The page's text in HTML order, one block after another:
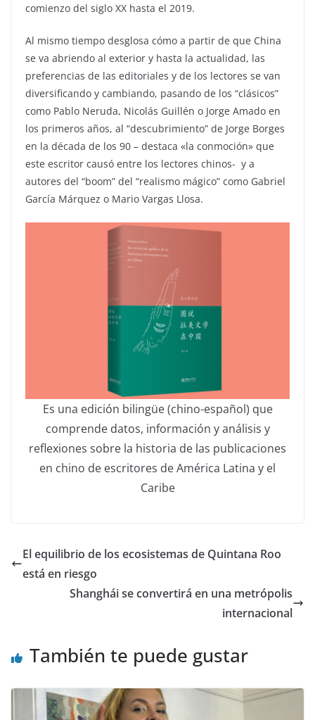
comienzo del siglo XX hasta el 2019.
Al mismo tiempo desglosa cómo a partir de que China
se va abriendo al exterior y hasta la actualidad, las
preferencias de las editoriales y de los lectores se van
diversificando y cambiando, pasando de los “clásicos”
como Pablo Neruda, Nicolás Guillén o Jorge Amado en
los primeros años, al “descubrimiento” de Jorge Borges
en la década de los 90 – destaca «la conmoción» que
este escritor causó entre los lectores chinos- y a
autores del “boom” del “realismo mágico” como Gabriel
García Márquez o Mario Vargas Llosa.
Es una edición bilingüe (chino-español) que
comprende datos, información y análisis y
reflexiones sobre la historia de las publicaciones
en chino de escritores de América Latina y el
Caribe
El equilibrio de los ecosistemas de Quintana Roo
está en riesgo
Shanghái se convertirá en una metrópolis
internacional
También te puede gustar